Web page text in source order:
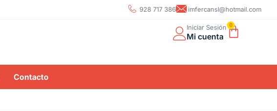
928 717 386 imfercansl@hotmail.com
Iniciar Sesión
Mi cuenta
0
Contacto